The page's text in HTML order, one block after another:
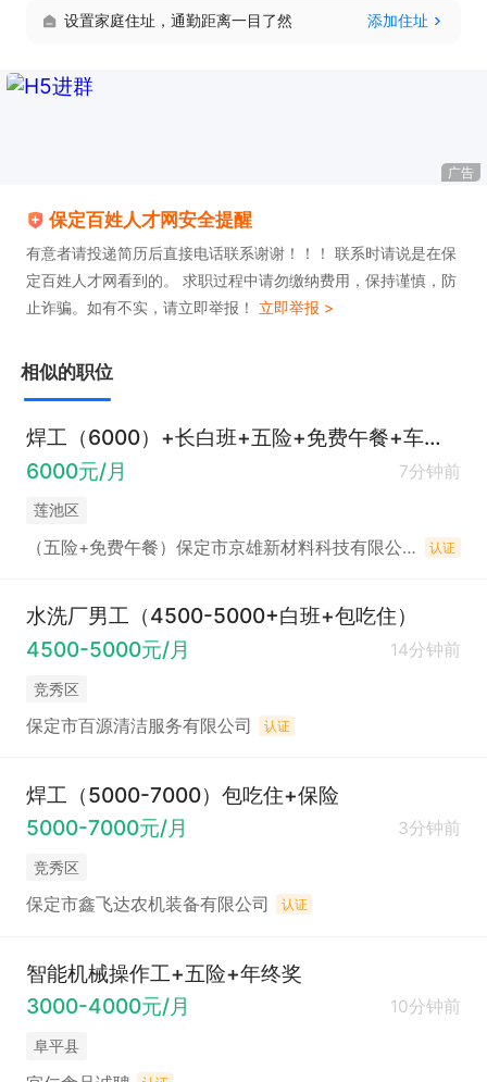
设置家庭住址，通勤距离一目了然 添加住址
广告
保定百姓人才网安全提醒
有意者请投递简历后直接电话联系谢谢！！！ 联系时请说是在保
定百姓人才网看到的。 求职过程中请勿缴纳费用，保持谨慎，防
止诈骗。如有不实，请立即举报！ 立即举报 >
相似的职位
焊工（6000）+长白班+五险+免费午餐+车补+劳保用品+节假日福利
6000元/月
7分钟前
莲池区
（五险+免费午餐）保定市京雄新材料科技有限公司招聘 认证
水洗厂男工（4500-5000+白班+包吃住）
4500-5000元/月
14分钟前
竞秀区
保定市百源清洁服务有限公司 认证
焊工（5000-7000）包吃住+保险
5000-7000元/月
3分钟前
竞秀区
保定市鑫飞达农机装备有限公司 认证
智能机械操作工+五险+年终奖
3000-4000元/月
10分钟前
阜平县